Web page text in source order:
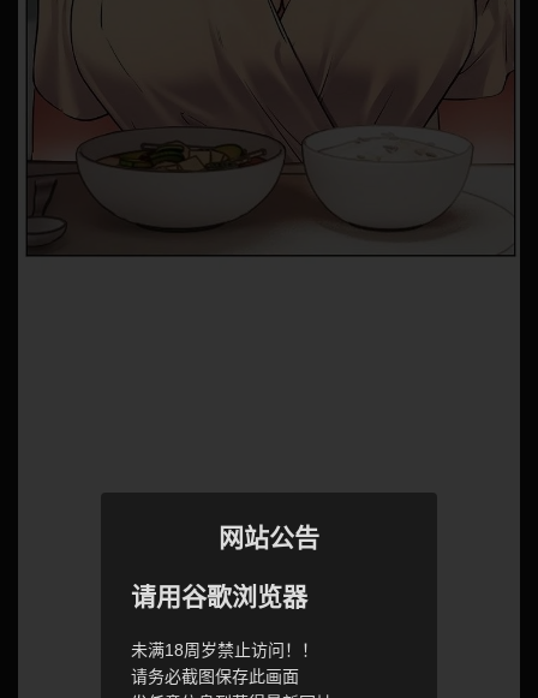
网站公告
请用谷歌浏览器
未满18周岁禁止访问！！
请务必截图保存此画面